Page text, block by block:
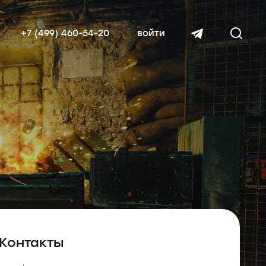
читать далее
+7 (499) 460-54-20 войти
Контакты